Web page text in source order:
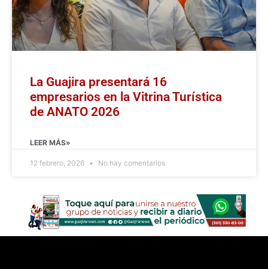
La Guajira presentará 16
empresarios en la Vitrina Turística
de ANATO 2026
LEER MÁS»
12 febrero, 2026 No hay comentarios